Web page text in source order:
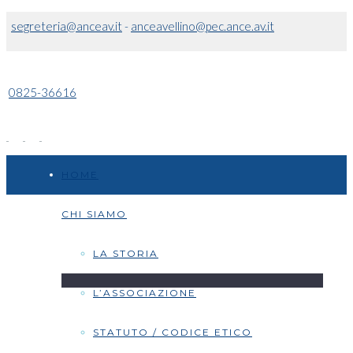
segreteria@anceav.it- anceavellino@pec.ance.av.it
0825-36616
CHI SIAMO
LA STORIA
L’ASSOCIAZIONE
STATUTO / CODICE ETICO